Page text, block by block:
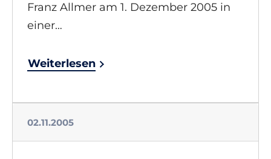
Franz Allmer am 1. Dezember 2005 in
einer…
Weiterlesen
02.11.2005